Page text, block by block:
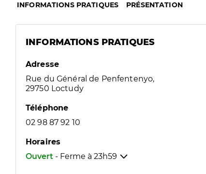
INFORMATIONS PRATIQUES PRÉSENTATION
INFORMATIONS PRATIQUES
Adresse
Rue du Général de Penfentenyo,
29750 Loctudy
Téléphone
02 98 87 92 10
Horaires
Ouvert - Ferme à 23h59